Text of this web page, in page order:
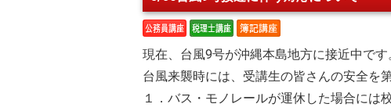
現在、台風9号が沖縄本島地方に接近中です
台風来襲時には、受講生の皆さんの安全を
１．バス・モノレールが運休した場合には